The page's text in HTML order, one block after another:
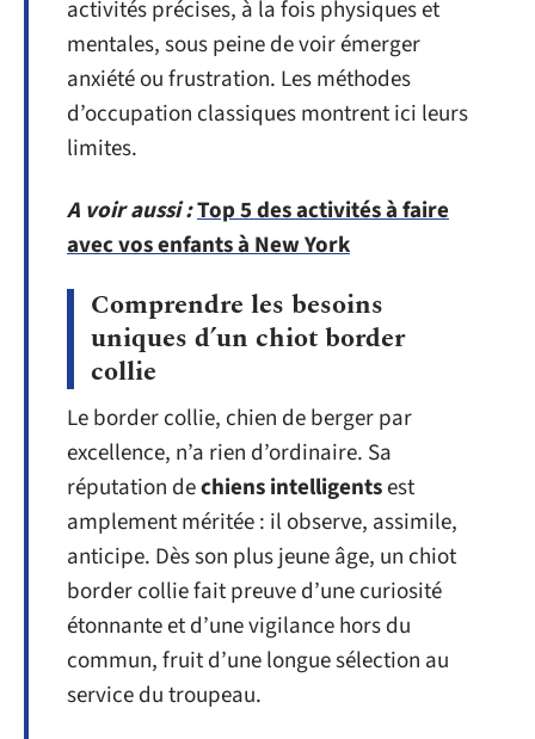
activités précises, à la fois physiques et
mentales, sous peine de voir émerger
anxiété ou frustration. Les méthodes
d’occupation classiques montrent ici leurs
limites.
A voir aussi :Top 5 des activités à faire
avec vos enfants à New York
Comprendre les besoins
uniques d’un chiot border
collie
Le border collie, chien de berger par
excellence, n’a rien d’ordinaire. Sa
réputation dechiens intelligentsest
amplement méritée : il observe, assimile,
anticipe. Dès son plus jeune âge, un chiot
border collie fait preuve d’une curiosité
étonnante et d’une vigilance hors du
commun, fruit d’une longue sélection au
service du troupeau.